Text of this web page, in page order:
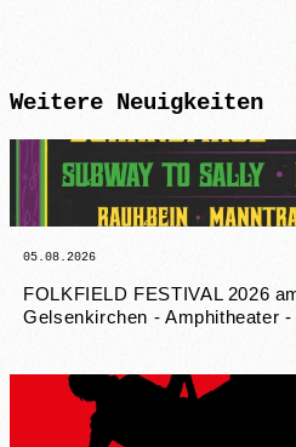
Weitere Neuigkeiten
05.08.2026
FOLKFIELD FESTIVAL 2026
Gelsenkirchen - Amphitheater